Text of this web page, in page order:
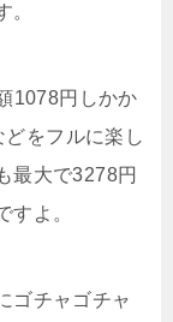
。
1078円しかか
をフルに楽し
最大で3278円
すよ。
ゴチャゴチャ